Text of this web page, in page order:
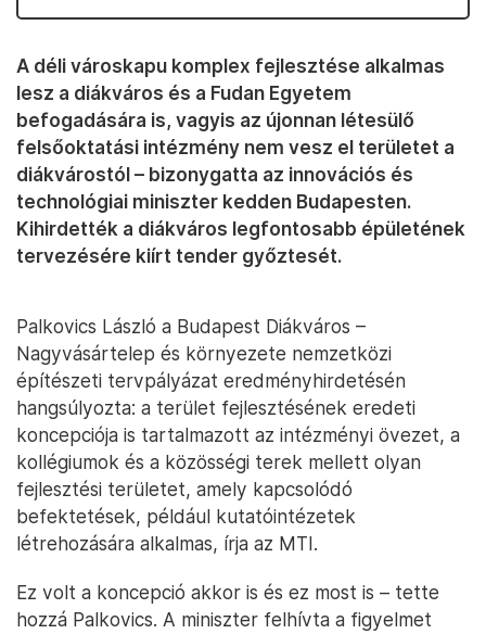
A déli városkapu komplex fejlesztése alkalmas
lesz a diákváros és a Fudan Egyetem
befogadására is, vagyis az újonnan létesülő
felsőoktatási intézmény nem vesz el területet a
diákvárostól – bizonygatta az innovációs és
technológiai miniszter kedden Budapesten.
Kihirdették a diákváros legfontosabb épületének
tervezésére kiírt tender győztesét.
Palkovics László a Budapest Diákváros –
Nagyvásártelep és környezete nemzetközi
építészeti tervpályázat eredményhirdetésén
hangsúlyozta: a terület fejlesztésének eredeti
koncepciója is tartalmazott az intézményi övezet, a
kollégiumok és a közösségi terek mellett olyan
fejlesztési területet, amely kapcsolódó
befektetések, például kutatóintézetek
létrehozására alkalmas, írja az MTI.
Ez volt a koncepció akkor is és ez most is – tette
hozzá Palkovics. A miniszter felhívta a figyelmet